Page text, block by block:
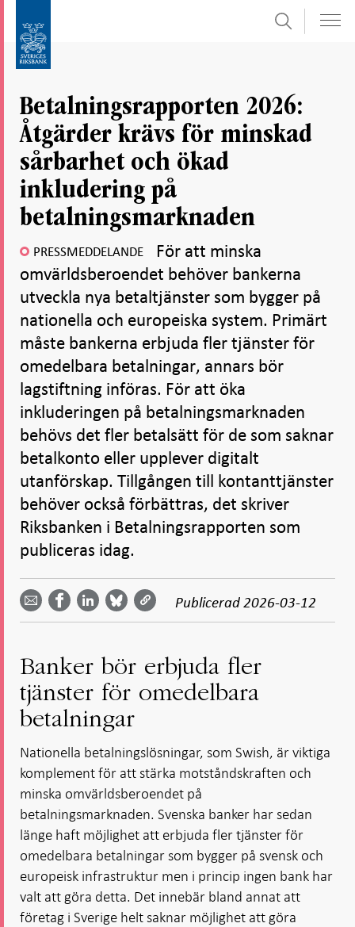
direkt
innehåll
undersidor
Sök
Betalningsrapporten 2026:
Åtgärder krävs för minskad
sårbarhet och ökad
inkludering på
betalningsmarknaden
PRESSMEDDELANDE
För att minska
omvärldsberoendet behöver bankerna
utveckla nya betaltjänster som bygger på
nationella och europeiska system. Primärt
måste bankerna erbjuda fler tjänster för
omedelbara betalningar, annars bör
lagstiftning införas. För att öka
inkluderingen på betalningsmarknaden
behövs det fler betalsätt för de som saknar
betalkonto eller upplever digitalt
utanförskap. Tillgången till kontanttjänster
behöver också förbättras, det skriver
Riksbanken i Betalningsrapporten som
publiceras idag.
Dela
email -
Öppnas
Dela på
Facebook
- Öppnas
Dela på
LinkedIn
-
Öppnas
på
Bluesky
-
på
Twitter
-
Publicerad 2026-03-12
Banker bör erbjuda fler
tjänster för omedelbara
betalningar
Nationella betalningslösningar, som Swish, är viktiga
komplement för att stärka motståndskraften och
minska omvärldsberoendet på
betalningsmarknaden. Svenska banker har sedan
länge haft möjlighet att erbjuda fler tjänster för
omedelbara betalningar som bygger på svensk och
europeisk infrastruktur men i princip ingen bank har
valt att göra detta. Det innebär bland annat att
företag i Sverige helt saknar möjlighet att göra